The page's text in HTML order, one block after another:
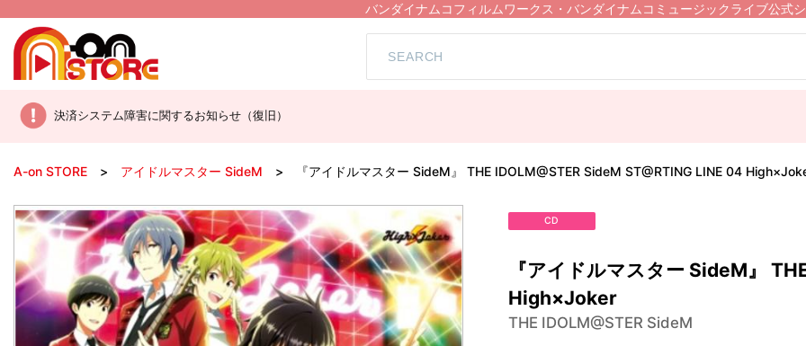
バンダイナムコフィルムワークス・バンダイナムコミュージックライブ公式
決済システム障害に関するお知らせ（復旧）
A-on STORE アイドルマスター SideM 『アイドルマスター SideM』 THE IDOLM@STER SideM ST@RTING LINE 04
CD
『アイドルマスター SideM』
High×Joker
THE IDOLM@STER SideM